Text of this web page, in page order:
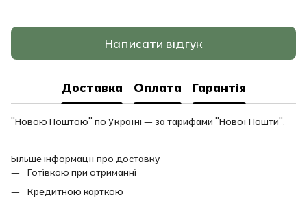
Написати відгук
Доставка Оплата Гарантія
"Новою Поштою" по Україні — за тарифами "Нової Пошти".
Більше інформації про доставку
Готівкою при отриманні
Кредитною карткою